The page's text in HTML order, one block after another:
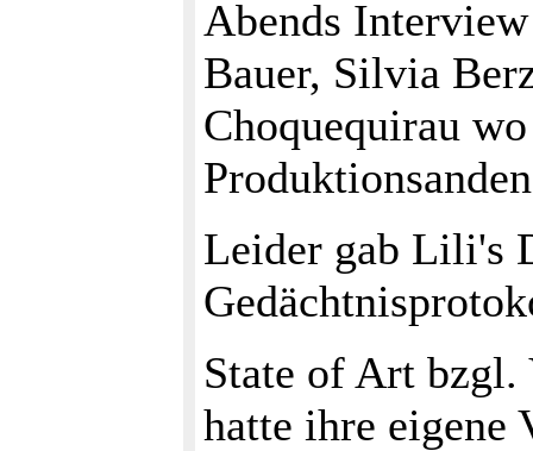
Abends
Bauer, Silvia
Choquequirau
Leider gab Lili's
State of Art bzgl.
hatte ihre eigene